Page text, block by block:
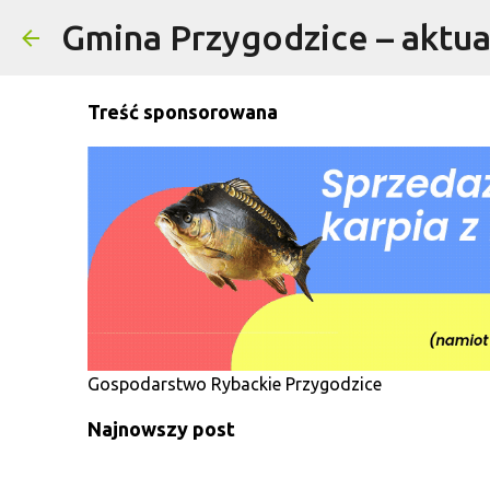
Gmina Przygodzice –
Treść sponsorowana
Gospodarstwo Rybackie Przygodzice
Najnowszy post